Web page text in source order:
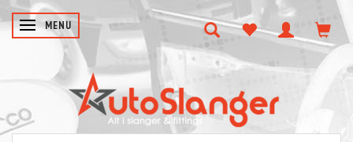
SKIFTE NAVIGATION
MENU